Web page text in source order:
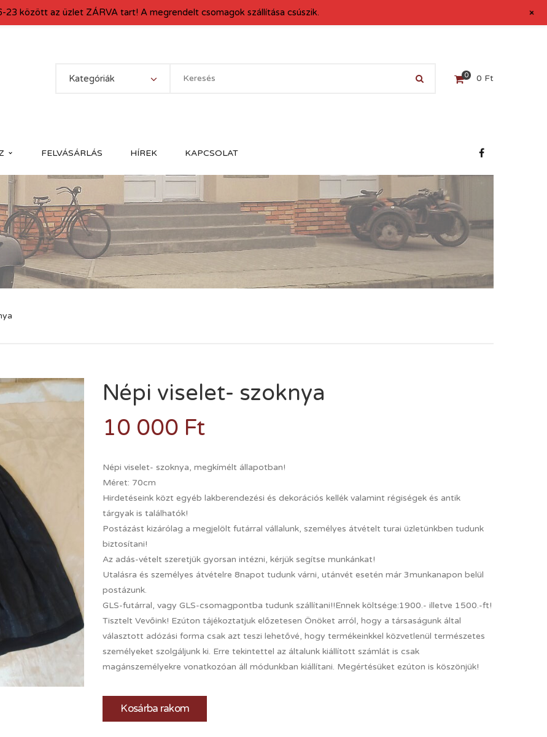
Kategóriák 0 0 Ft
FELVÁSÁRLÁS HÍREK KAPCSOLAT
Népi viselet- szoknya
10 000 Ft
Népi viselet- szoknya, megkímélt állapotban!
Méret: 70cm
Hirdetéseink közt egyéb lakberendezési és dekorációs kellék valamint régiségek és antik
tárgyak is találhatók!
Postázást kizárólag a megjelölt futárral vállalunk, személyes átvételt turai üzletünkben tudunk
biztosítani!
Az adás-vételt szeretjük gyorsan intézni, kérjük segítse munkánkat!
Utalásra és személyes átvételre 8napot tudunk várni, utánvét esetén már 3munkanapon belül
postázunk.
GLS-futárral, vagy GLS-csomagpontba tudunk szállítani!!Ennek költsége:1900.- illetve 1500.-ft!
Tisztelt Vevőink! Ezúton tájékoztatjuk előzetesen Önöket arról, hogy a társaságunk által
választott adózási forma csak azt teszi lehetővé, hogy termékeinkkel közvetlenül természetes
személyeket szolgáljunk ki. Erre tekintettel az általunk kiállított számlát is csak
magánszemélyekre vonatkozóan áll módunkban kiállítani. Megértésüket ezúton is köszönjük!
Kosárba rakom
23 között az üzlet ZÁRVA tart! A megrendelt csomagok szállítása csúszik. +